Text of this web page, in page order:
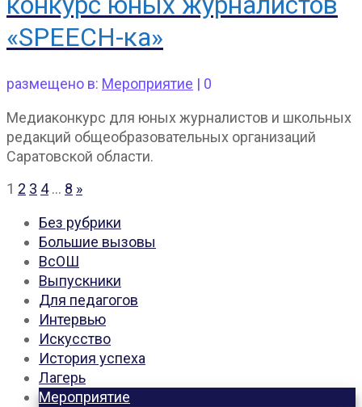
«SPEECH-ка»
размещено в: Мероприятие | 0
Медиаконкурс для юных журналистов и школьных
редакций общеобразовательных организаций
Саратовской области.
Пагинация
записей
1 2 3 4 … 8 »
Без рубрики
Большие вызовы
ВсОШ
Выпускники
Для педагогов
Интервью
Искусство
История успеха
Лагерь
Мероприятие